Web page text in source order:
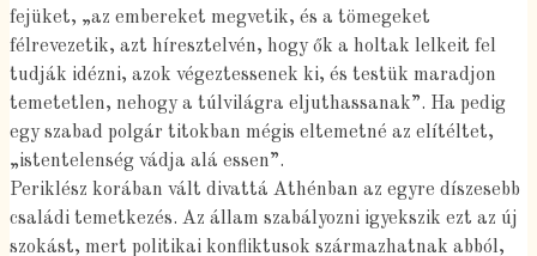
fejüket, „az embereket megvetik, és a tömegeket
félrevezetik, azt híresztelvén, hogy ők a holtak lelkeit fel
tudják idézni, azok végeztessenek ki, és testük maradjon
temetetlen, nehogy a túlvilágra eljuthassanak”. Ha pedig
egy szabad polgár titokban mégis eltemetné az elítéltet,
„istentelenség vádja alá essen”.
Periklész korában vált divattá Athénban az egyre díszesebb
családi temetkezés. Az állam szabályozni igyekszik ezt az új
szokást, mert politikai konfliktusok származhatnak abból,